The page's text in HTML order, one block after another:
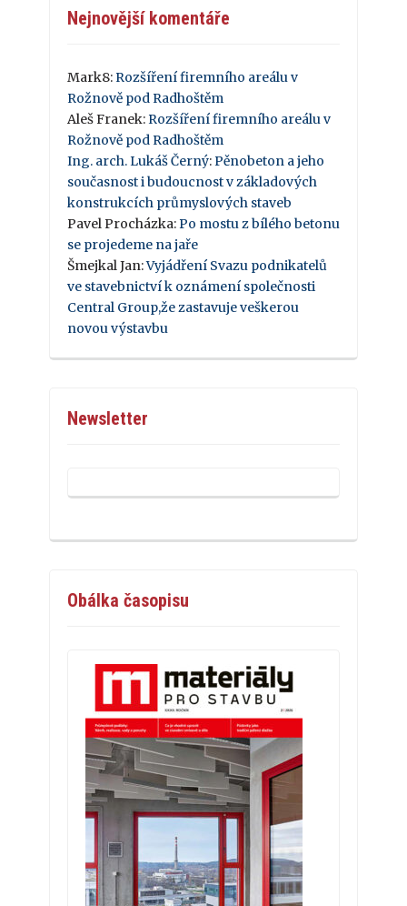
Nejnovější komentáře
Mark8: Rozšíření firemního areálu v
Rožnově pod Radhoštěm
Aleš Franek: Rozšíření firemního areálu v
Rožnově pod Radhoštěm
Ing. arch. Lukáš Černý: Pěnobeton a jeho
současnost i budoucnost v základových
konstrukcích průmyslových staveb
Pavel Procházka: Po mostu z bílého betonu
se projedeme na jaře
Šmejkal Jan:Vyjádření Svazu podnikatelů
ve stavebnictví k oznámení společnosti
Central Group,že zastavuje veškerou
novou výstavbu
Newsletter
Obálka časopisu